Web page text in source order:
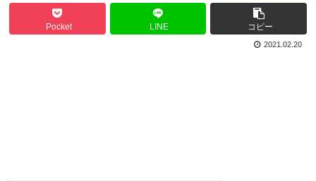
Pocket LINE コピー
2021.02.20